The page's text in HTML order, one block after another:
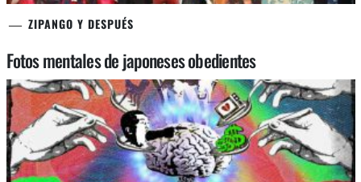
ZIPANGO Y DESPUÉS
Fotos mentales de japoneses obedientes